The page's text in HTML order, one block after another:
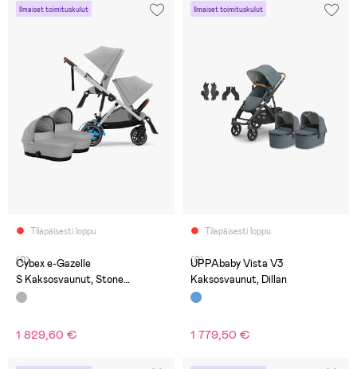
Ilmaiset toimituskulut
Tilapäisesti loppu
(0)
Cybex e-Gazelle
S Kaksosvaunut, Stone
Grey/Silver
1 829,60 €
Ilmaiset toimituskulut
Tilapäisesti loppu
(0)
UPPAbaby Vista V3
Kaksosvaunut, Dillan
1 779,50 €